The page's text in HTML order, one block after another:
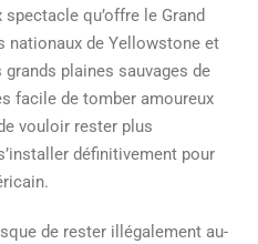
qu’offre le Grand
nationaux de Yellowstone et
plaines sauvages de
facile de tomber amoureux
vouloir rester plus
définitivement pour
de rester illégalement au-